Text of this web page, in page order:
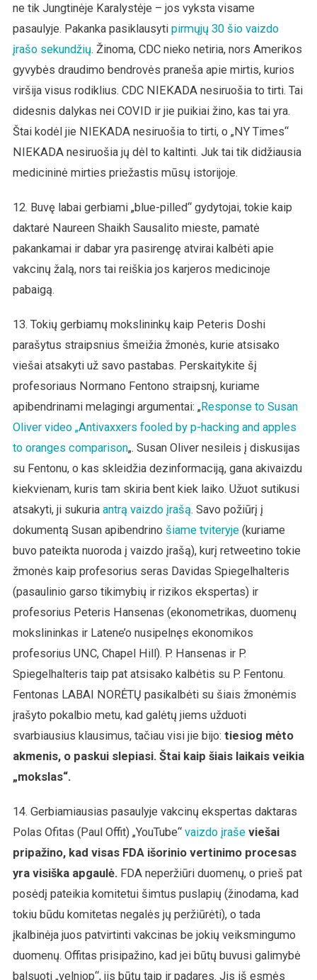
ne tik Jungtinėje Karalystėje – jos vyksta visame
pasaulyje. Pakanka pasiklausyti pirmųjų 30 šio vaizdo
įrašo sekundžių. Žinoma, CDC nieko netiria, nors Amerikos
gyvybės draudimo bendrovės praneša apie mirtis, kurios
viršija visus rodiklius. CDC NIEKADA nesiruošia to tirti. Tai
didesnis dalykas nei COVID ir jie puikiai žino, kas tai yra.
Štai kodėl jie NIEKADA nesiruošia to tirti, o „NY Times“
NIEKADA nesiruošia jų dėl to kaltinti. Juk tai tik didžiausia
medicininė mirties priežastis mūsų istorijoje.
12. Buvę labai gerbiami „blue-pilled“ gydytojai, tokie kaip
daktarė Naureen Shaikh Sausalito mieste, pamatė
pakankamai ir dabar yra pasirengę atvirai kalbėti apie
vakcinų žalą, nors tai reiškia jos karjeros medicinoje
pabaigą.
13. Tokių gerbiamų mokslininkų kaip Peteris Doshi
parašytus straipsnius šmeižia žmonės, kurie atsisako
viešai atsakyti už savo pastabas. Perskaitykite šį
profesoriaus Normano Fentono straipsnį, kuriame
apibendrinami melagingi argumentai: „Response to Susan
Oliver video „Antivaxxers fooled by p-hacking and apples
to oranges comparison„. Susan Oliver nesileis į diskusijas
su Fentonu, o kas skleidžia dezinformaciją, gana akivaizdu
kiekvienam, kuris tam skiria bent kiek laiko. Užuot sutikusi
atsakyti, ji sukuria antrą vaizdo įrašą. Savo požiūrį į
dokumentą Susan apibendrino šiame tviteryje(kuriame
buvo pateikta nuoroda į vaizdo įrašą), kurį retweetino tokie
žmonės kaip profesorius seras Davidas Spiegelhalteris
(pasaulinio garso tikimybių ir rizikos ekspertas) ir
profesorius Peteris Hansenas (ekonometrikas, duomenų
mokslininkas ir Latene’o nusipelnęs ekonomikos
profesorius UNC, Chapel Hill). P. Hansenas ir P.
Spiegelhalteris taip pat atsisako kalbėtis su P. Fentonu.
Fentonas LABAI NORĖTŲ pasikalbėti su šiais žmonėmis
įrašyto pokalbio metu, kad galėtų jiems užduoti
svarbiausius klausimus, tačiau visi jie bijo: tiesiog mėto
akmenis, o paskui slepiasi. Štai kaip šiais laikais veikia
„mokslas“.
14. Gerbiamiausias pasaulyje vakcinų ekspertas daktaras
Polas Ofitas (Paul Offit) „YouTube“ vaizdo įraše viešai
pripažino, kad visas FDA išorinio vertinimo procesas
yra visiška apgaulė. FDA neperžiūri duomenų, o prieš pat
posėdį pateikia komitetui šimtus puslapių (žinodama, kad
tokiu būdu komitetas negalės jų peržiūrėti), o tada
įkalbinėja juos patvirtinti vakcinas be jokių veiksmingumo
duomenų. Offitas prisipažino, kad jei būtų buvusi galimybė
balsuoti „velniop“, jis būtų taip ir padaręs. Jis iš esmės